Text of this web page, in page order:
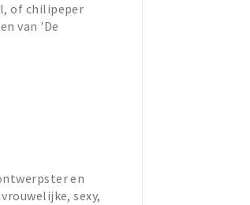
of chilipeper
van 'De
en
sexy,